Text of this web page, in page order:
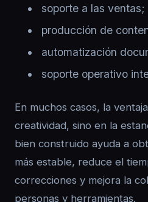
soporte a las ventas;
producción de
automatización
soporte operativo
En muchos casos, la
creatividad, sino en la
bien construido ayuda a
más estable, reduce el
correcciones y mejora la
personas y herramientas.